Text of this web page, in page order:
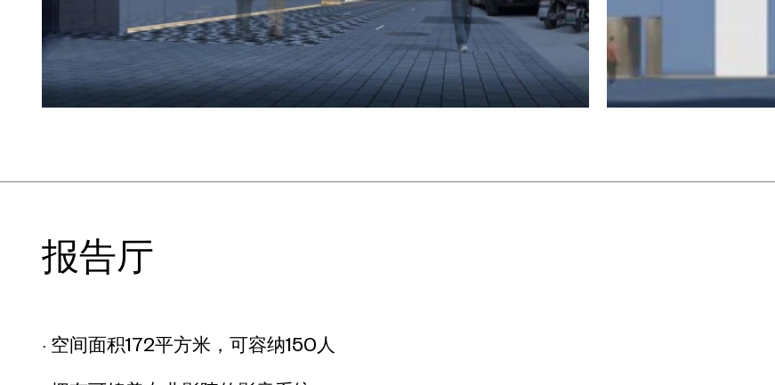
报告厅
· 空间面积172平方米，可容纳150人